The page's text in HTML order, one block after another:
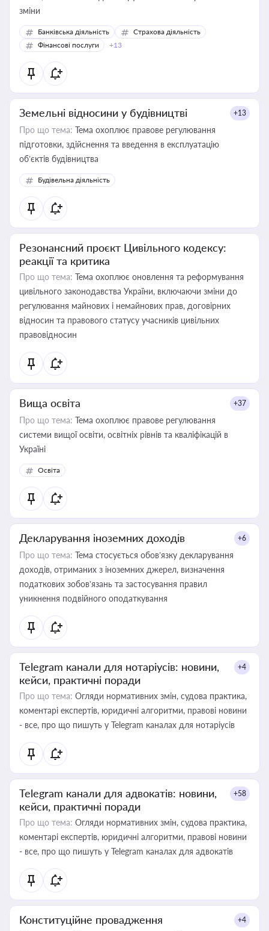
зміни
Банківська діяльність
Страхова діяльність
Фінансові послуги
+13
Земельні відносини у будівництві +13
Про що тема: Тема охоплює правове регулювання
підготовки, здійснення та введення в експлуатацію
об’єктів будівництва
Будівельна діяльність
Резонансний проєкт Цивільного кодексу:
реакції та критика
Про що тема: Тема охоплює оновлення та реформування
цивільного законодавства України, включаючи зміни до
регулювання майнових і немайнових прав, договірних
відносин та правового статусу учасників цивільних
правовідносин
Вища освіта +37
Про що тема: Тема охоплює правове регулювання
системи вищої освіти, освітніх рівнів та кваліфікацій в
Україні
Освіта
Декларування іноземних доходів +6
Про що тема: Тема стосується обов’язку декларування
доходів, отриманих з іноземних джерел, визначення
податкових зобов’язань та застосування правил
уникнення подвійного оподаткування
Telegram канали для нотаріусів: новини,
кейси, практичні поради
+4
Про що тема: Огляди нормативних змін, судова практика,
коментарі експертів, юридичні алгоритми, правові новини
- все, про що пишуть у Telegram каналах для нотаріусів
Telegram канали для адвокатів: новини,
кейси, практичні поради
+58
Про що тема: Огляди нормативних змін, судова практика,
коментарі експертів, юридичні алгоритми, правові новини
- все, про що пишуть у Telegram каналах для адвокатів
Конституційне провадження +4